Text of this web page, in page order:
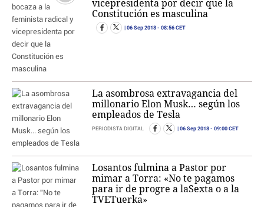
vicepresidenta por decir que la
Constitución es masculina
06 Sep 2018 - 08:56 CET
La asombrosa extravagancia del
millonario Elon Musk… según los
empleados de Tesla
PERIODISTA DIGITAL 06 Sep 2018 - 09:00 CET
Losantos fulmina a Pastor por
mimar a Torra: «No te pagamos
para ir de progre a laSexta o a la
TVETuerka»